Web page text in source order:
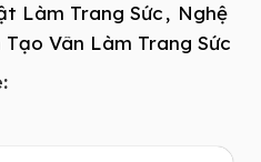
Làm Trang Sức, Nghệ
Tạo Vân Làm Trang Sức